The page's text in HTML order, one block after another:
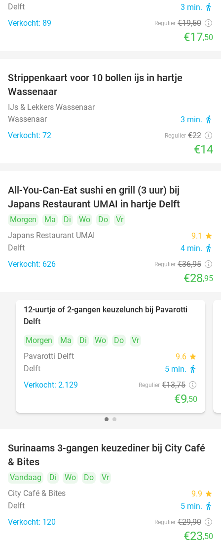
Delft 3 min. directions_walk
Verkocht: 89 Regulier €19,50
€17,50
Strippenkaart voor 10 bollen ijs in hartje
Wassenaar
IJs & Lekkers Wassenaar
Wassenaar
3 min. directions_walk
Verkocht: 72 Regulier €22
€14
All-You-Can-Eat sushi en grill (3 uur) bij
Japans Restaurant UMAI in hartje Delft
Morgen Ma Di Wo Do
Vr
Japans Restaurant UMAI
9.1 star
Delft 4 min. directions_walk
Verkocht: 626 Regulier €36,95
€28,95
31%
12-uurtje of 2-gangen keuzelunch bij Pavarotti
Delft
Morgen
Ma Di Wo Do
Vr
Pavarotti Delft
9.6 star
Delft 5 min. directions_walk
Verkocht: 2.129 Regulier €13,75
€9,50
21%
Surinaams 3-gangen keuzediner bij City Café
& Bites
Vandaag Di Wo Do
Vr
City Café & Bites
9.9 star
Delft 5 min. directions_walk
Verkocht: 120 Regulier €29,90
€23,50